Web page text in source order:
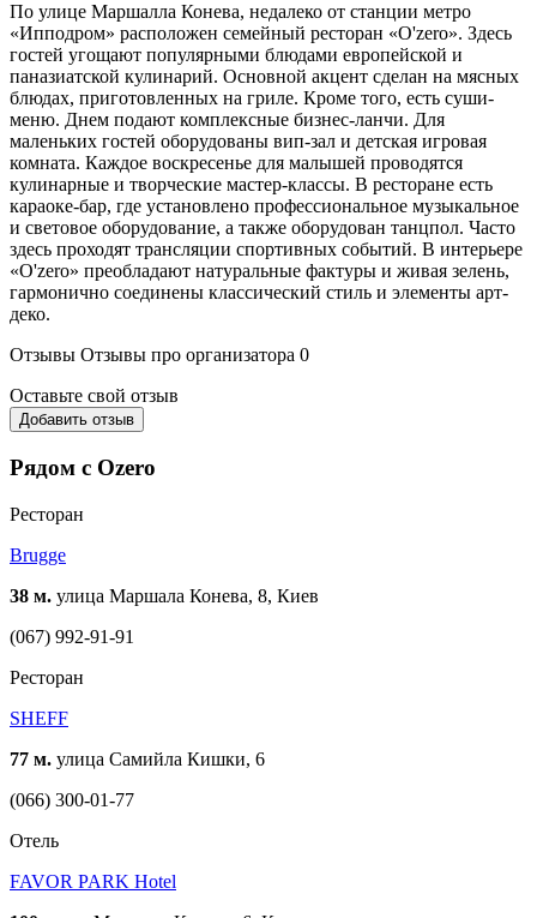
По улице Маршалла Конева, недалеко от станции метро
«Ипподром» расположен семейный ресторан «O'zero». Здесь
гостей угощают популярными блюдами европейской и
паназиатской кулинарий. Основной акцент сделан на мясных
блюдах, приготовленных на гриле. Кроме того, есть суши-
меню. Днем подают комплексные бизнес-ланчи. Для
маленьких гостей оборудованы вип-зал и детская игровая
комната. Каждое воскресенье для малышей проводятся
кулинарные и творческие мастер-классы. В ресторане есть
караоке-бар, где установлено профессиональное музыкальное
и световое оборудование, а также оборудован танцпол. Часто
здесь проходят трансляции спортивных событий. В интерьере
«O'zero» преобладают натуральные фактуры и живая зелень,
гармонично соединены классический стиль и элементы арт-
деко.
Отзывы Отзывы про организатора 0
Оставьте свой отзыв
Добавить отзыв
Рядом с Ozero
Ресторан
Brugge
38 м. улица Маршала Конева, 8, Киев
(067) 992-91-91
Ресторан
SHEFF
77 м. улица Самийла Кишки, 6
(066) 300-01-77
Отель
FAVOR PARK Hotel